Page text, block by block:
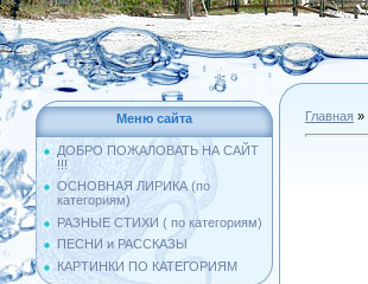
Меню сайта
ДОБРО ПОЖАЛОВАТЬ НА САЙТ
!!!
ОСНОВНАЯ ЛИРИКА (по
категориям)
РАЗНЫЕ СТИХИ ( по категориям)
ПЕСНИ и РАССКАЗЫ
КАРТИНКИ ПО КАТЕГОРИЯМ
Главная »